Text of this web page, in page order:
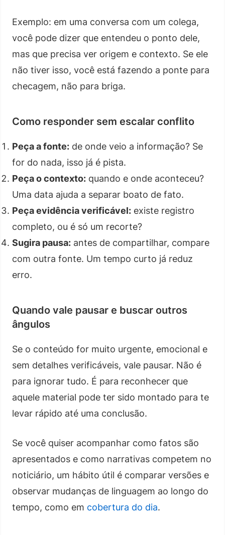
Exemplo: em uma conversa com um colega,
você pode dizer que entendeu o ponto dele,
mas que precisa ver origem e contexto. Se ele
não tiver isso, você está fazendo a ponte para
checagem, não para briga.
Como responder sem escalar conflito
Peça a fonte: de onde veio a informação? Se
for do nada, isso já é pista.
Peça o contexto: quando e onde aconteceu?
Uma data ajuda a separar boato de fato.
Peça evidência verificável: existe registro
completo, ou é só um recorte?
Sugira pausa: antes de compartilhar, compare
com outra fonte. Um tempo curto já reduz
erro.
Quando vale pausar e buscar outros
ângulos
Se o conteúdo for muito urgente, emocional e
sem detalhes verificáveis, vale pausar. Não é
para ignorar tudo. É para reconhecer que
aquele material pode ter sido montado para te
levar rápido até uma conclusão.
Se você quiser acompanhar como fatos são
apresentados e como narrativas competem no
noticiário, um hábito útil é comparar versões e
observar mudanças de linguagem ao longo do
tempo, como em cobertura do dia.